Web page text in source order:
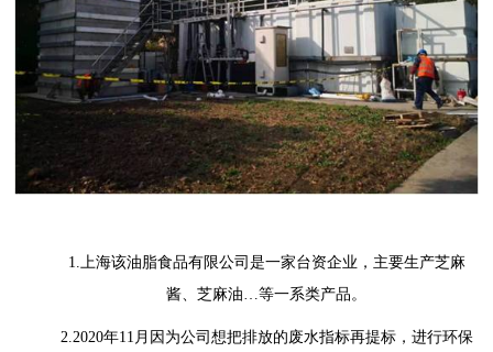
1.上海该油脂食品有限公司是一家台资企业，主要生产芝麻
酱、芝麻油…等一系类产品。
2.2020年11月因为公司想把排放的废水指标再提标，进行环保